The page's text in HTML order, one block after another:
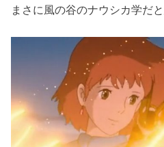
まさに風の谷のナウシカ学だと